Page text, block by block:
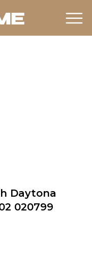
Daytona
020799